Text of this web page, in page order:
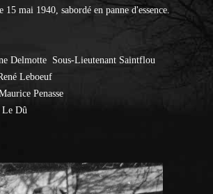
mai 1940, sabordé en panne d'essence.
Delmotte Sous-Lieutenant Saintflou
Leboeuf
Penasse
Le Dû